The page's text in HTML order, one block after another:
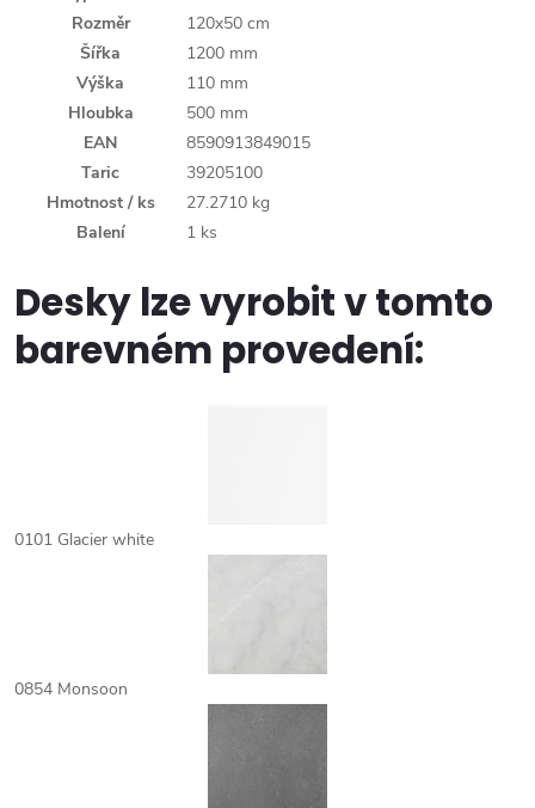
Rozměr
120x50 cm
Šířka
1200 mm
Výška
110 mm
Hloubka
500 mm
EAN
8590913849015
Taric
39205100
Hmotnost / ks
27.2710 kg
Balení
1 ks
Desky lze vyrobit v tomto
barevném provedení:
0101 Glacier white
0854 Monsoon